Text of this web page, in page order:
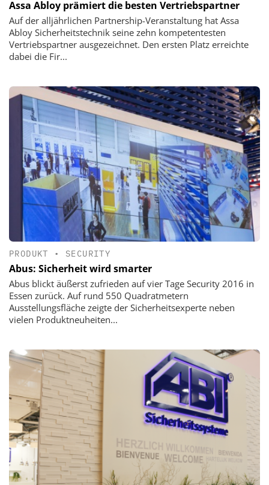
Assa Abloy prämiert die besten Vertriebspartner
Auf der alljährlichen Partnership-Veranstaltung hat Assa
Abloy Sicherheitstechnik seine zehn kompetentesten
Vertriebspartner ausgezeichnet. Den ersten Platz erreichte
dabei die Fir...
PRODUKT • SECURITY
Abus: Sicherheit wird smarter
Abus blickt äußerst zufrieden auf vier Tage Security 2016 in
Essen zurück. Auf rund 550 Quadratmetern
Ausstellungsfläche zeigte der Sicherheitsexperte neben
vielen Produktneuheiten...